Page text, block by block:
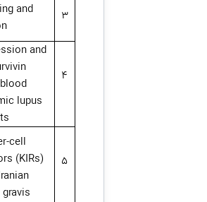
3
and
4
and
lupus
5
cell
(KIRs)